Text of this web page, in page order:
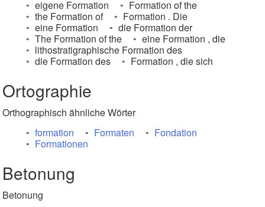
eigene Formation
Formation of the
the Formation of
Formation . Die
eine Formation
die Formation der
The Formation of the
eine Formation , die
lithostratigraphische Formation des
die Formation des
Formation , die sich
Ortographie
Orthographisch ähnliche Wörter
formation
Formaten
Fondation
Formationen
Betonung
Betonung